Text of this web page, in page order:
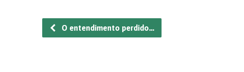
O entendimento perdido…